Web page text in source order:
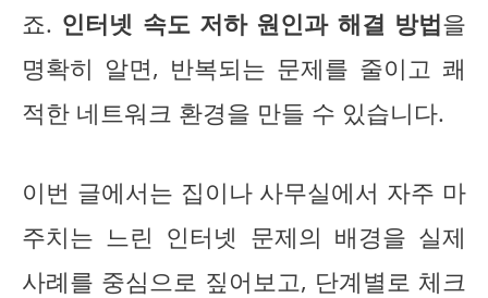
죠. 인터넷 속도 저하 원인과 해결 방법을
명확히 알면, 반복되는 문제를 줄이고 쾌
적한 네트워크 환경을 만들 수 있습니다.
이번 글에서는 집이나 사무실에서 자주 마
주치는 느린 인터넷 문제의 배경을 실제
사례를 중심으로 짚어보고, 단계별로 체크